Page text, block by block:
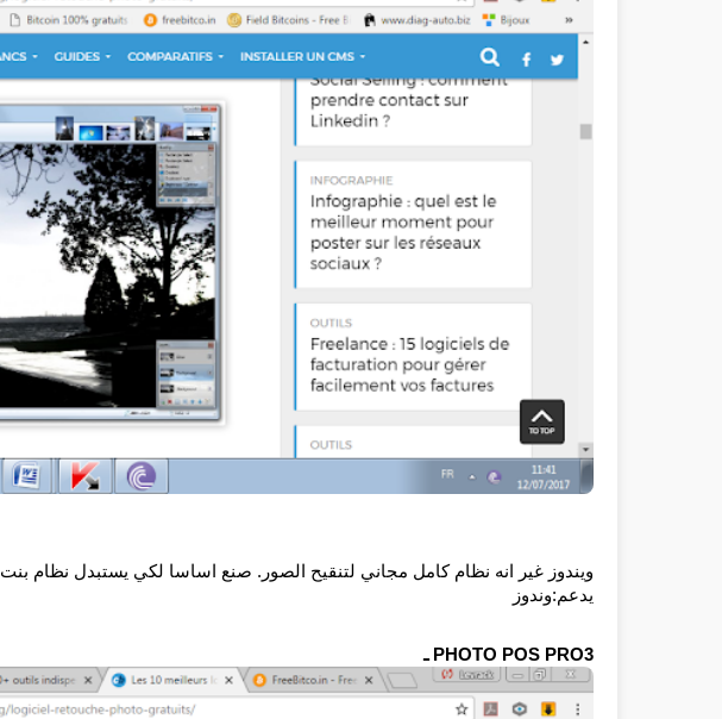
ويندوز غير انه نظام كامل مجاني لتنقيح الصور. صنع اساسا لكي يستبدل نظام بنت
يدعم:وندوز
PHOTO POS PRO3 ـ